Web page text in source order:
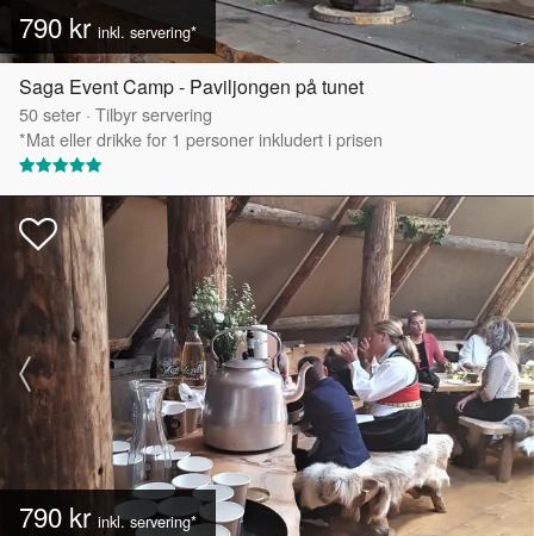
790 kr inkl. servering*
Saga Event Camp - Paviljongen på tunet
50seter · Tilbyr servering
*Mat eller drikke for 1 personer inkludert i prisen
790 kr inkl. servering*